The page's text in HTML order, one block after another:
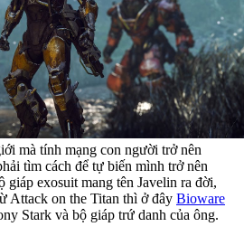
mà tính mạng con người trở nên
tìm cách để tự biến mình trở nên
giáp exosuit mang tên Javelin ra đời,
Attack on the Titan thì ở đây Bioware
Stark và bộ giáp trứ danh của ông.